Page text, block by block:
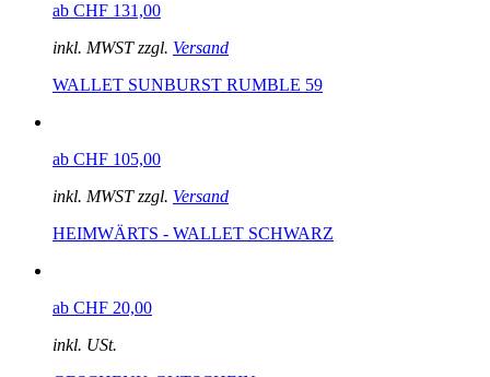
ab CHF 131,00
inkl. MWST zzgl. Versand
WALLET SUNBURST RUMBLE 59
ab CHF 105,00
inkl. MWST zzgl. Versand
HEIMWÄRTS - WALLET SCHWARZ
ab CHF 20,00
inkl. USt.